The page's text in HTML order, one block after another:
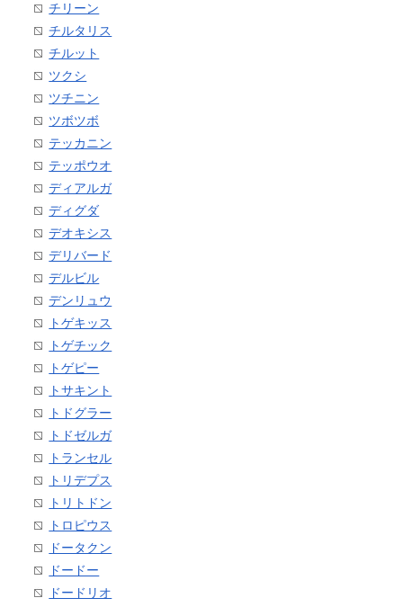
チリーン
チルタリス
チルット
ツクシ
ツチニン
ツボツボ
テッカニン
テッポウオ
ディアルガ
ディグダ
デオキシス
デリバード
デルビル
デンリュウ
トゲキッス
トゲチック
トゲピー
トサキント
トドグラー
トドゼルガ
トランセル
トリデプス
トリトドン
トロピウス
ドータクン
ドードー
ドードリオ